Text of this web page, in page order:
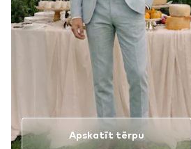
Apskatīt tērpu